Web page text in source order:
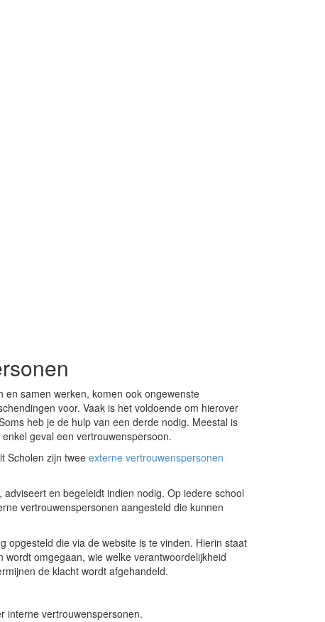
en samen werken, komen ook ongewenste
voor. Vaak is het voldoende om hierover
heb je de hulp van een derde nodig. Meestal is
geval een vertrouwenspersoon.
Scholen zijn twee externe vertrouwenspersonen
en begeleidt indien nodig. Op iedere school
vertrouwenspersonen aangesteld die kunnen
opgesteld die via de website is te vinden. Hierin staat
omgegaan, wie welke verantwoordelijkheid
de klacht wordt afgehandeld.
interne vertrouwenspersonen.